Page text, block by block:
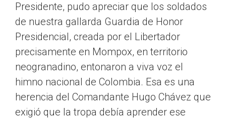
Presidente, pudo apreciar que los soldados
de nuestra gallarda Guardia de Honor
Presidencial, creada por el Libertador
precisamente en Mompox, en territorio
neogranadino, entonaron a viva voz el
himno nacional de Colombia. Esa es una
herencia del Comandante Hugo Chávez que
exigió que la tropa debía aprender ese